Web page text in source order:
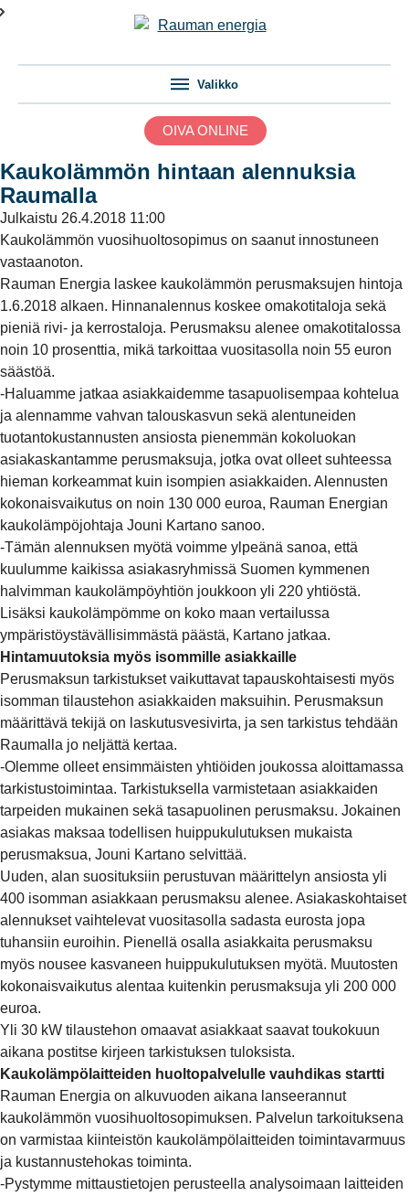
Valikko
OIVA ONLINE
Kaukolämmön hintaan alennuksia
Raumalla
Julkaistu 26.4.2018 11:00
Kaukolämmön vuosihuoltosopimus on saanut innostuneen
vastaanoton.
Rauman Energia laskee kaukolämmön perusmaksujen hintoja
1.6.2018 alkaen. Hinnanalennus koskee omakotitaloja sekä
pieniä rivi- ja kerrostaloja. Perusmaksu alenee omakotitalossa
noin 10 prosenttia, mikä tarkoittaa vuositasolla noin 55 euron
säästöä.
-Haluamme jatkaa asiakkaidemme tasapuolisempaa kohtelua
ja alennamme vahvan talouskasvun sekä alentuneiden
tuotantokustannusten ansiosta pienemmän kokoluokan
asiakaskantamme perusmaksuja, jotka ovat olleet suhteessa
hieman korkeammat kuin isompien asiakkaiden. Alennusten
kokonaisvaikutus on noin 130 000 euroa, Rauman Energian
kaukolämpöjohtaja Jouni Kartano sanoo.
-Tämän alennuksen myötä voimme ylpeänä sanoa, että
kuulumme kaikissa asiakasryhmissä Suomen kymmenen
halvimman kaukolämpöyhtiön joukkoon yli 220 yhtiöstä.
Lisäksi kaukolämpömme on koko maan vertailussa
ympäristöystävällisimmästä päästä, Kartano jatkaa.
Hintamuutoksia myös isommille asiakkaille
Perusmaksun tarkistukset vaikuttavat tapauskohtaisesti myös
isomman tilaustehon asiakkaiden maksuihin. Perusmaksun
määrittävä tekijä on laskutusvesivirta, ja sen tarkistus tehdään
Raumalla jo neljättä kertaa.
-Olemme olleet ensimmäisten yhtiöiden joukossa aloittamassa
tarkistustoimintaa. Tarkistuksella varmistetaan asiakkaiden
tarpeiden mukainen sekä tasapuolinen perusmaksu. Jokainen
asiakas maksaa todellisen huippukulutuksen mukaista
perusmaksua, Jouni Kartano selvittää.
Uuden, alan suosituksiin perustuvan määrittelyn ansiosta yli
400 isomman asiakkaan perusmaksu alenee. Asiakaskohtaiset
alennukset vaihtelevat vuositasolla sadasta eurosta jopa
tuhansiin euroihin. Pienellä osalla asiakkaita perusmaksu
myös nousee kasvaneen huippukulutuksen myötä. Muutosten
kokonaisvaikutus alentaa kuitenkin perusmaksuja yli 200 000
euroa.
Yli 30 kW tilaustehon omaavat asiakkaat saavat toukokuun
aikana postitse kirjeen tarkistuksen tuloksista.
Kaukolämpölaitteiden huoltopalvelulle vauhdikas startti
Rauman Energia on alkuvuoden aikana lanseerannut
kaukolämmön vuosihuoltosopimuksen. Palvelun tarkoituksena
on varmistaa kiinteistön kaukolämpölaitteiden toimintavarmuus
ja kustannustehokas toiminta.
-Pystymme mittaustietojen perusteella analysoimaan laitteiden